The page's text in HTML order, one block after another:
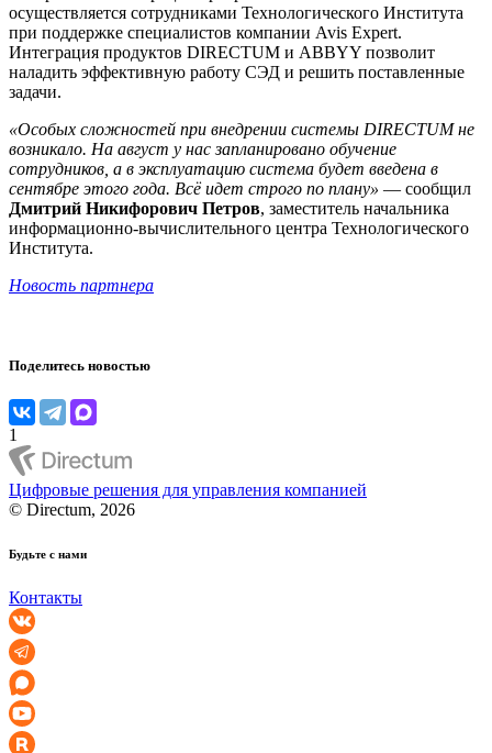
осуществляется сотрудниками Технологического Института
при поддержке специалистов компании Avis Expert.
Интеграция продуктов DIRECTUM и ABBYY позволит
наладить эффективную работу СЭД и решить поставленные
задачи.
«Особых сложностей при внедрении системы DIRECTUM не
возникало. На август у нас запланировано обучение
сотрудников, а в эксплуатацию система будет введена в
сентябре этого года. Всё идет строго по плану» — сообщил
Дмитрий Никифорович Петров, заместитель начальника
информационно-вычислительного центра Технологического
Института.
Новость партнера
Поделитесь новостью
1
Цифровые решения для управления компанией
© Directum, 2026
Будьте с нами
Контакты